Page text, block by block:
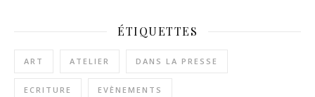
ÉTIQUETTES
ART ATELIER DANS LA PRESSE
ECRITURE EVÈNEMENTS